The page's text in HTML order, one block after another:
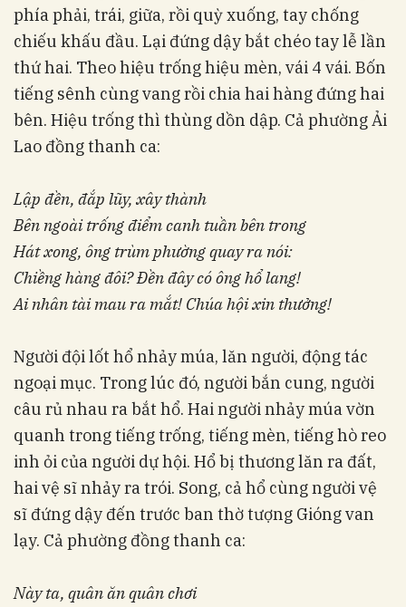
phía phải, trái, giữa, rồi quỳ xuống, tay chống
chiếu khấu đầu. Lại đứng dậy bắt chéo tay lễ lần
thứ hai. Theo hiệu trống hiệu mèn, vái 4 vái. Bốn
tiếng sênh cùng vang rồi chia hai hàng đứng hai
bên. Hiệu trống thì thùng dồn dập. Cả phường Ải
Lao đồng thanh ca:
Lập đền, đắp lũy, xây thành
Bên ngoài trống điểm canh tuần bên trong
Hát xong, ông trùm phường quay ra nói:
Chiềng hàng đôi? Đền đây có ông hổ lang!
Ai nhân tài mau ra mắt! Chúa hội xin thưởng!
Người đội lốt hổ nhảy múa, lăn người, động tác
ngoại mục. Trong lúc đó, người bắn cung, người
câu rủ nhau ra bắt hổ. Hai người nhảy múa vờn
quanh trong tiếng trống, tiếng mèn, tiếng hò reo
inh ỏi của người dự hội. Hổ bị thương lăn ra đất,
hai vệ sĩ nhảy ra trói. Song, cả hổ cùng người vệ
sĩ đứng dậy đến trước ban thờ tượng Gióng van
lạy. Cả phường đồng thanh ca:
Này ta, quân ăn quân chơi